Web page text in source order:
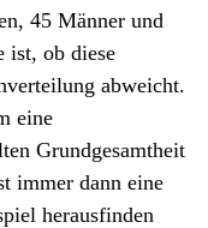
45 Männer und
ist, ob diese
abweicht.
eine
Grundgesamtheit
immer dann eine
herausfinden